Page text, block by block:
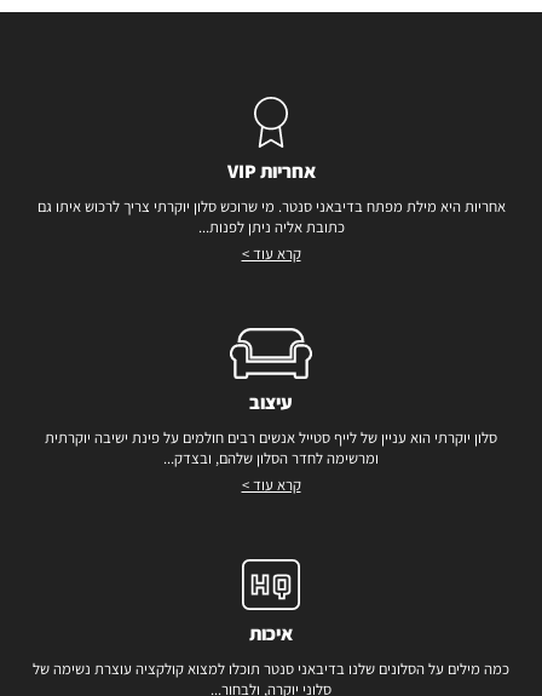
אחריות VIP
אחריות היא מילת מפתח בדיבאני סנטר. מי שרוכש סלון יוקרתי צריך לרכוש איתו גם
כתובת אליה ניתן לפנות...
קרא עוד >
עיצוב
סלון יוקרתי הוא עניין של לייף סטייל אנשים רבים חולמים על פינת ישיבה יוקרתית
ומרשימה לחדר הסלון שלהם, ובצדק...
קרא עוד >
איכות
כמה מילים על הסלונים שלנו בדיבאני סנטר תוכלו למצוא קולקציה עוצרת נשימה של
סלוני יוקרה, ולבחור...